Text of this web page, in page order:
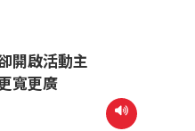
開啟活動主
寬更廣